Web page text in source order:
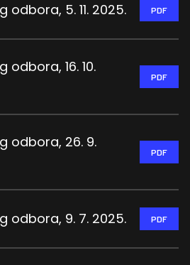
odbora, 5. 11. 2025. PDF
odbora, 16. 10.
PDF
odbora, 26. 9.
PDF
odbora, 9. 7. 2025. PDF